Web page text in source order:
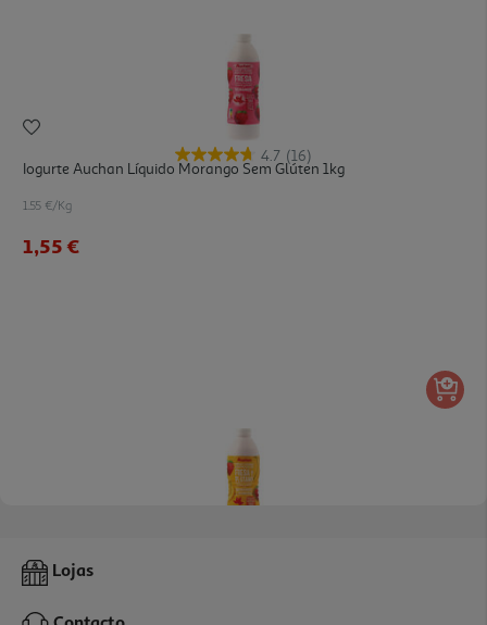
4.7 (16)
Iogurte Auchan Líquido Morango Sem Glúten 1kg
1.55 €/Kg
1,55 €
Iogurte Auchan Líquido Morango E Banana Sem Glúten 1kg
Lojas